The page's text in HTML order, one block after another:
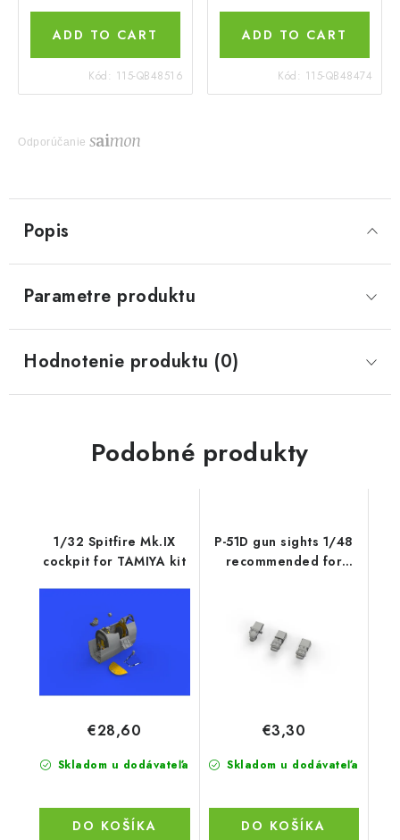
ADD TO CART
Kód: 115-QB48516
ADD TO CART
Kód: 115-QB48474
Odporúčanie
Popis
Parametre produktu
Hodnotenie produktu (0)
Podobné produkty
1/32 Spitfire Mk.IX
cockpit for TAMIYA kit
Skladom u dodávateľa
€28,60
DO KOŠÍKA
P-51D gun sights 1/48
recommended for
Skladom u dodávateľa
€3,30
DO KOŠÍKA